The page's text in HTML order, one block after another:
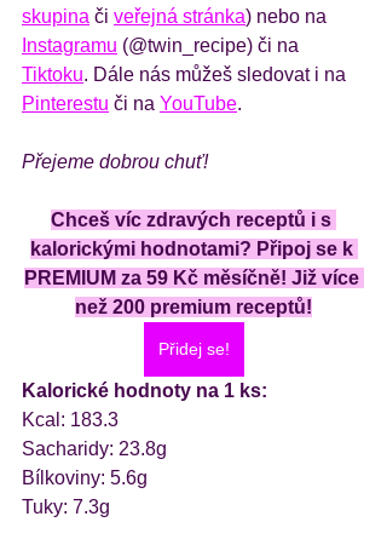
skupina či veřejná stránka) nebo na
Instagramu (@twin_recipe) či na
Tiktoku. Dále nás můžeš sledovat i na
Pinterestu či na YouTube.
Přejeme dobrou chuť!
Chceš víc zdravých receptů i s
kalorickými hodnotami? Připoj se k
PREMIUM za 59 Kč měsíčně! Již více
než 200 premium receptů!
Přidej se!
Kalorické hodnoty na 1 ks:
Kcal: 183.3
Sacharidy: 23.8g
Bílkoviny: 5.6g
Tuky: 7.3g